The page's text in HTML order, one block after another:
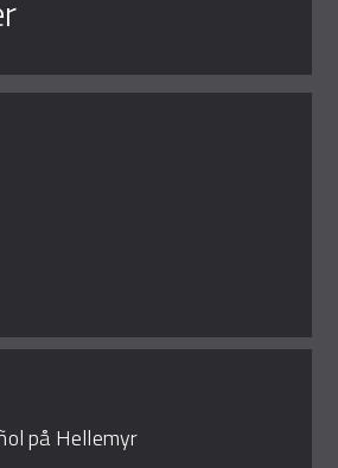
på Hellemyr